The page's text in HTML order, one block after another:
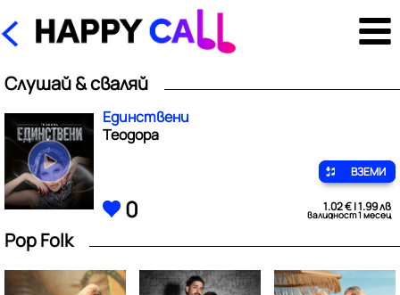
Слушай & сваляй
Единствени
Теодора
ВЗЕМИ
0 1.02 € | 1.99 лв
валидност 1 месец
Pop Folk